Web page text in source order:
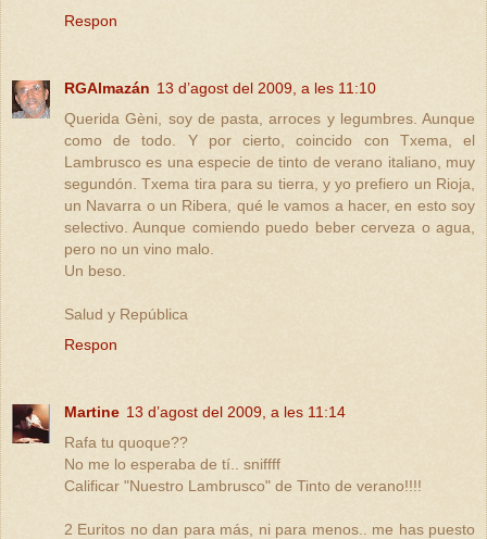
Respon
RGAlmazán 13 d’agost del 2009, a les 11:10
Querida Gèni, soy de pasta, arroces y legumbres. Aunque
como de todo. Y por cierto, coincido con Txema, el
Lambrusco es una especie de tinto de verano italiano, muy
segundón. Txema tira para su tierra, y yo prefiero un Rioja,
un Navarra o un Ribera, qué le vamos a hacer, en esto soy
selectivo. Aunque comiendo puedo beber cerveza o agua,
pero no un vino malo.
Un beso.
Salud y República
Respon
Martine 13 d’agost del 2009, a les 11:14
Rafa tu quoque??
No me lo esperaba de tí.. sniffff
Calificar "Nuestro Lambrusco" de Tinto de verano!!!!
2 Euritos no dan para más, ni para menos.. me has puesto